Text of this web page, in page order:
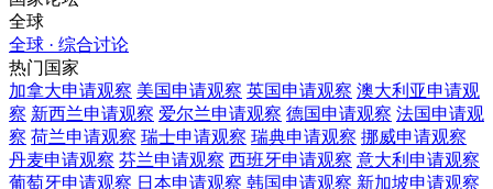
全球
全球 · 综合讨论
热门国家
加拿大申请观察 美国申请观察 英国申请观察 澳大利亚申请观
察 新西兰申请观察 爱尔兰申请观察 德国申请观察 法国申请观
察 荷兰申请观察 瑞士申请观察 瑞典申请观察 挪威申请观察
丹麦申请观察 芬兰申请观察 西班牙申请观察 意大利 申请观察
葡萄牙申请观察 日本申请观察 韩国申请观察 新加坡申请观察